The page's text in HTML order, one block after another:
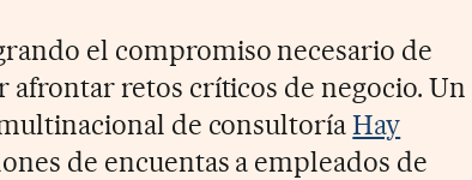
el compromiso necesario de
afrontar retos críticos de negocio. Un
de consultoríaHay
de encuentas a empleados de